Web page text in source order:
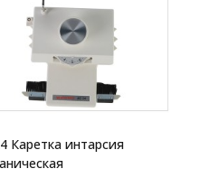
Каретка интарсия